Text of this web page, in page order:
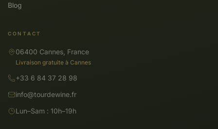
Blog
CONTACT
06400 Cannes, France
Livraison gratuite à Cannes
+33 6 84 37 28 98
info@tourdewine.fr
Lun–Sam : 10h–19h